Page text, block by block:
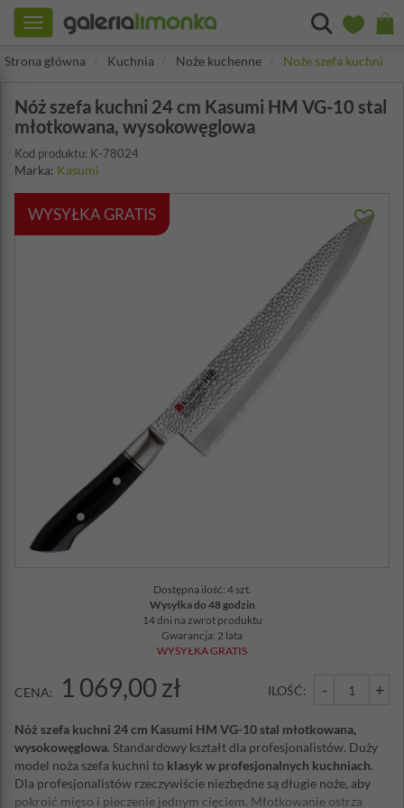
Toggle
navigation
Strona główna
Kuchnia Noże kuchenne Noże szefa kuchni
Nóż szefa kuchni 24 cm Kasumi HM VG-10 stal
młotkowana, wysokowęglowa
Kod produktu: K-78024
Marka: Kasumi
WYSYŁKA GRATIS
Dostępna ilość: 4 szt.
Wysyłka do 48 godzin
14 dni na zwrot produktu
Gwarancja: 2 lata
WYSYŁKA GRATIS
CENA: 1 069,00 zł ILOŚĆ: - +
Nóż szefa kuchni 24 cm Kasumi HM VG-10 stal młotkowana,
wysokowęglowa. Standardowy kształt dla profesjonalistów. Duży
model noża szefa kuchni to klasyk w profesjonalnych kuchniach.
Dla profesjonalistów rzeczywiście niezbędne są długie noże, aby
pokroić mięso i pieczenie jednym cięciem. Młotkowanie ostrza